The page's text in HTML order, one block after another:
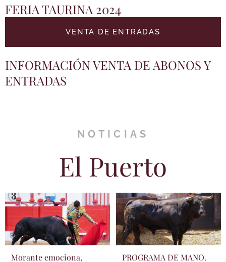
FERIA TAURINA 2024
VENTA DE ENTRADAS
INFORMACIÓN VENTA DE ABONOS Y
ENTRADAS
NOTICIAS
El Puerto
Morante emociona,
PROGRAMA DE MANO.